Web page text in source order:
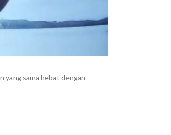
yang sama hebat dengan